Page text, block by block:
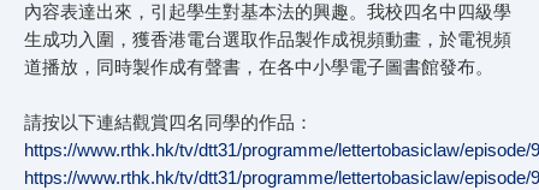
內容表達出來，引起學生對基本法的興趣。我校四名中四級學
生成功入圍，獲香港電台選取作品製作成視頻動畫，於電視頻
道播放，同時製作成有聲書，在各中小學電子圖書館發布。
請按以下連結觀賞四名同學的作品：
https://www.rthk.hk/tv/dtt31/programme/lettertobasiclaw/episode/
https://www.rthk.hk/tv/dtt31/programme/lettertobasiclaw/episode/